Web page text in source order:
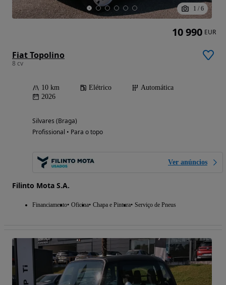
1 / 6
Fiat Topolino
8 cv
10 km Elétrico
Automática
2026
Silvares (Braga)
Profissional • Para o topo
Ver anúncios
Filinto Mota S.A.
Financiamento Oficina Chapa e Pintura Serviço de Pneus
10 990 EUR